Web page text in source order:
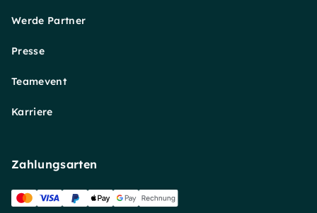
Werde Partner
Presse
Teamevent
Karriere
Zahlungsarten